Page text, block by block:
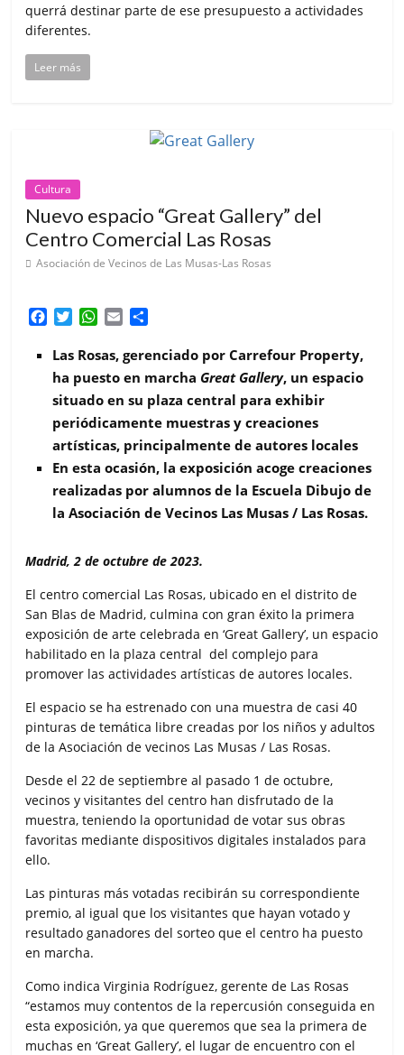
querrá destinar parte de ese presupuesto a actividades
diferentes.
Leer más
Cultura
Nuevo espacio “Great Gallery” del
Centro Comercial Las Rosas
Asociación de Vecinos de Las Musas-Las Rosas
F
c
e
b
o
o
k
T
i
t
t
e
r
W
a
t
s
A
p
p
E
a
i
l
m
p
a
r
t
i
r
Las Rosas, gerenciado por Carrefour Property,
ha puesto en marcha Great Gallery, un espacio
situado en su plaza central para exhibir
periódicamente muestras y creaciones
artísticas, principalmente de autores locales
En esta ocasión, la exposición acoge creaciones
realizadas por alumnos de la Escuela Dibujo de
la Asociación de Vecinos Las Musas / Las Rosas.
Madrid, 2 de octubre de 2023.
El centro comercial Las Rosas, ubicado en el distrito de
San Blas de Madrid, culmina con gran éxito la primera
exposición de arte celebrada en ‘Great Gallery’, un espacio
habilitado en la plaza central del complejo para
promover las actividades artísticas de autores locales.
El espacio se ha estrenado con una muestra de casi 40
pinturas de temática libre creadas por los niños y adultos
de la Asociación de vecinos Las Musas / Las Rosas.
Desde el 22 de septiembre al pasado 1 de octubre,
vecinos y visitantes del centro han disfrutado de la
muestra, teniendo la oportunidad de votar sus obras
favoritas mediante dispositivos digitales instalados para
ello.
Las pinturas más votadas recibirán su correspondiente
premio, al igual que los visitantes que hayan votado y
resultado ganadores del sorteo que el centro ha puesto
en marcha.
Como indica Virginia Rodríguez, gerente de Las Rosas
“estamos muy contentos de la repercusión conseguida en
esta exposición, ya que queremos que sea la primera de
muchas en ‘Great Gallery’, el lugar de encuentro con el